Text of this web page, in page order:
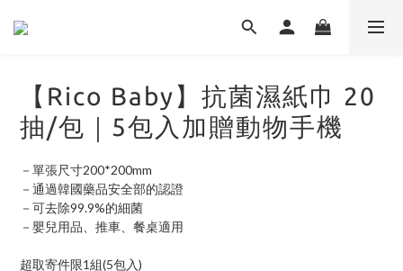
【Rico Baby】抗菌濕紙⼱ 20
抽/包｜5包入加贈動物手機
－單張尺寸200*200mm
－通過韓國藥品安全部的認證
－可去除99.9%的細菌
－嬰兒用品、推車、餐桌適用
超取寄件限1組(5包入)